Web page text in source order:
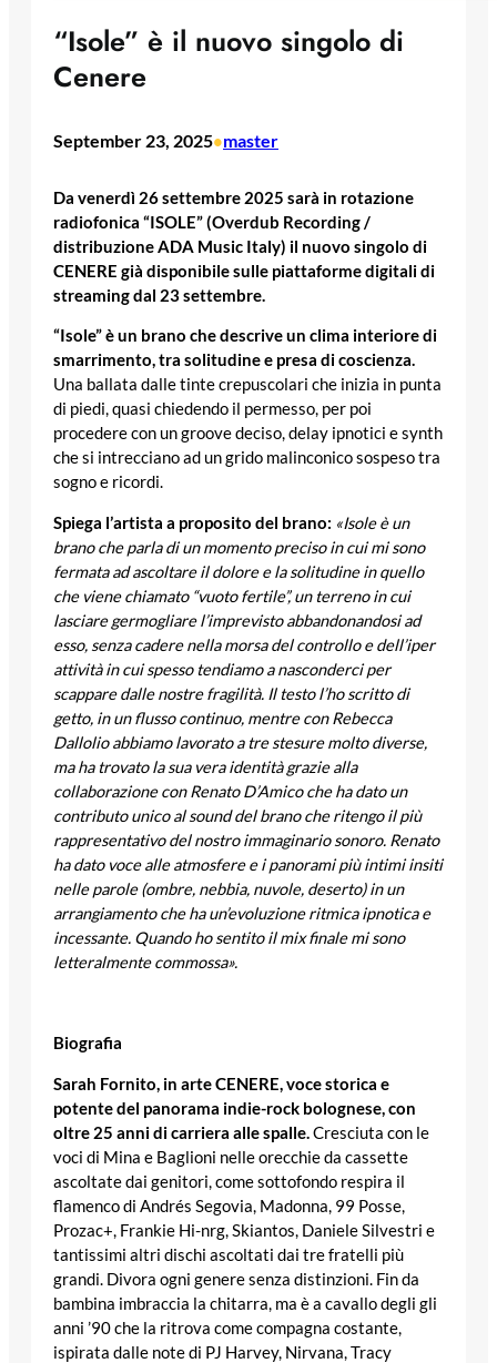
“Isole” è il nuovo singolo di
Cenere
September 23, 2025•master
Da venerdì 26 settembre 2025 sarà in rotazione
radiofonica “ISOLE” (Overdub Recording /
distribuzione ADA Music Italy) il nuovo singolo di
CENERE già disponibile sulle piattaforme digitali di
streaming dal 23 settembre.
“Isole” è un brano che descrive un clima interiore di
smarrimento, tra solitudine e presa di coscienza.
Una ballata dalle tinte crepuscolari che inizia in punta
di piedi, quasi chiedendo il permesso, per poi
procedere con un groove deciso, delay ipnotici e synth
che si intrecciano ad un grido malinconico sospeso tra
sogno e ricordi.
Spiega l’artista a proposito del brano: «Isole è un
brano che parla di un momento preciso in cui mi sono
fermata ad ascoltare il dolore e la solitudine in quello
che viene chiamato “vuoto fertile”, un terreno in cui
lasciare germogliare l’imprevisto abbandonandosi ad
esso, senza cadere nella morsa del controllo e dell’iper
attività in cui spesso tendiamo a nasconderci per
scappare dalle nostre fragilità. Il testo l’ho scritto di
getto, in un flusso continuo, mentre con Rebecca
Dallolio abbiamo lavorato a tre stesure molto diverse,
ma ha trovato la sua vera identità grazie alla
collaborazione con Renato D’Amico che ha dato un
contributo unico al sound del brano che ritengo il più
rappresentativo del nostro immaginario sonoro. Renato
ha dato voce alle atmosfere e i panorami più intimi insiti
nelle parole (ombre, nebbia, nuvole, deserto) in un
arrangiamento che ha un’evoluzione ritmica ipnotica e
incessante. Quando ho sentito il mix finale mi sono
letteralmente commossa».
Biografia
Sarah Fornito, in arte CENERE, voce storica e
potente del panorama indie-rock bolognese, con
oltre 25 anni di carriera alle spalle.Cresciuta con le
voci di Mina e Baglioni nelle orecchie da cassette
ascoltate dai genitori, come sottofondo respira il
flamenco di Andrés Segovia, Madonna, 99 Posse,
Prozac+, Frankie Hi-nrg, Skiantos, Daniele Silvestri e
tantissimi altri dischi ascoltati dai tre fratelli più
grandi. Divora ogni genere senza distinzioni. Fin da
bambina imbraccia la chitarra, ma è a cavallo degli gli
anni ’90 che la ritrova come compagna costante,
ispirata dalle note di PJ Harvey, Nirvana, Tracy